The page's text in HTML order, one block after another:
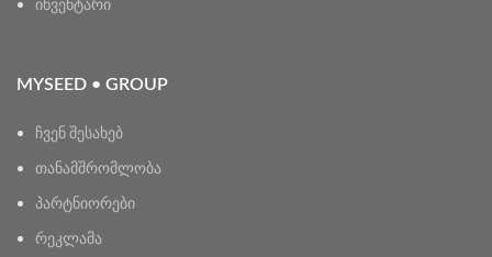
ინვენტარი
MYSEED • GROUP
ჩვენ შესახებ
თანამშრომლობა
პარტნიორები
რეკლამა